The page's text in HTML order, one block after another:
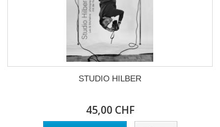
STUDIO HILBER
45,00 CHF